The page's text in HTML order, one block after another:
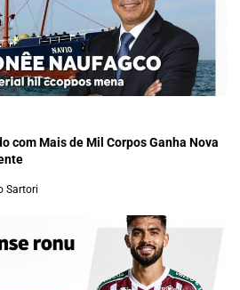
com Mais de Mil Corpos Ganha Nova
Sartori